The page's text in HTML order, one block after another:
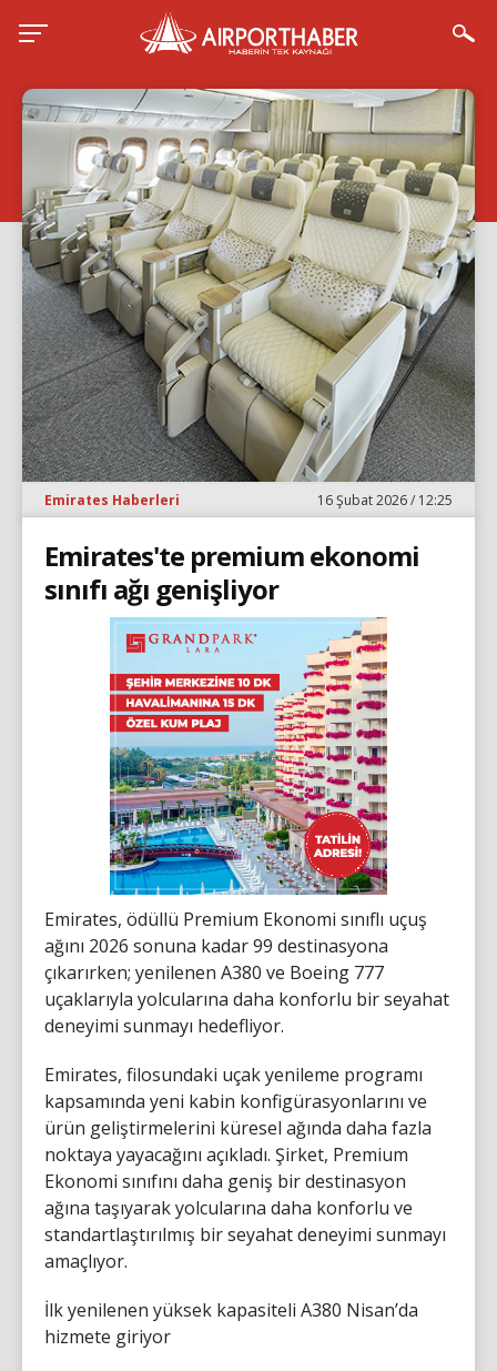
Emirates Haberleri 16 Şubat 2026 / 12:25
Emirates'te premium ekonomi
sınıfı ağı genişliyor
Emirates, ödüllü Premium Ekonomi sınıflı uçuş
ağını 2026 sonuna kadar 99 destinasyona
çıkarırken; yenilenen A380 ve Boeing 777
uçaklarıyla yolcularına daha konforlu bir seyahat
deneyimi sunmayı hedefliyor.
Emirates, filosundaki uçak yenileme programı
kapsamında yeni kabin konfigürasyonlarını ve
ürün geliştirmelerini küresel ağında daha fazla
noktaya yayacağını açıkladı. Şirket, Premium
Ekonomi sınıfını daha geniş bir destinasyon
ağına taşıyarak yolcularına daha konforlu ve
standartlaştırılmış bir seyahat deneyimi sunmayı
amaçlıyor.
İlk yenilenen yüksek kapasiteli A380 Nisan’da
hizmete giriyor